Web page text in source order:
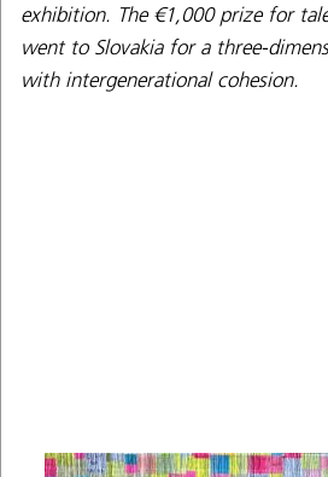
exhibition. The €1,000 prize for
went to Slovakia for a three-
with intergenerational cohesion.